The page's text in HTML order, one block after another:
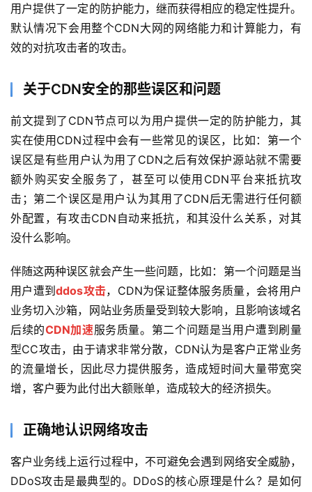
用户提供了一定的防护能力，继而获得相应的稳定性提升。
默认情况下会用整个CDN大网的网络能力和计算能力，有
效的对抗攻击者的攻击。
关于CDN安全的那些误区和问题
前文提到了CDN节点可以为用户提供一定的防护能力，其
实在使用CDN过程中会有一些常见的误区，比如：第一个
误区是有些用户认为用了CDN之后有效保护源站就不需要
额外购买安全服务了，甚至可以使用CDN平台来抵抗攻
击；第二个误区是用户认为其用了CDN后无需进行任何额
外配置，有攻击CDN自动来抵抗，和其没什么关系，对其
没什么影响。
伴随这两种误区就会产生一些问题，比如：第一个问题是当
用户遭到ddos攻击，CDN为保证整体服务质量，会将用户
业务切入沙箱，网站业务质量受到较大影响，且影响该域名
后续的CDN加速服务质量。第二个问题是当用户遭到刷量
型CC攻击，由于请求非常分散，CDN认为是客户正常业务
的流量增长，因此尽力提供服务，造成短时间大量带宽突
增，客户要为此付出大额账单，造成较大的经济损失。
正确地认识网络攻击
客户业务线上运行过程中，不可避免会遇到网络安全威胁，
DDoS攻击是最典型的。DDoS的核心原理是什么？是如何